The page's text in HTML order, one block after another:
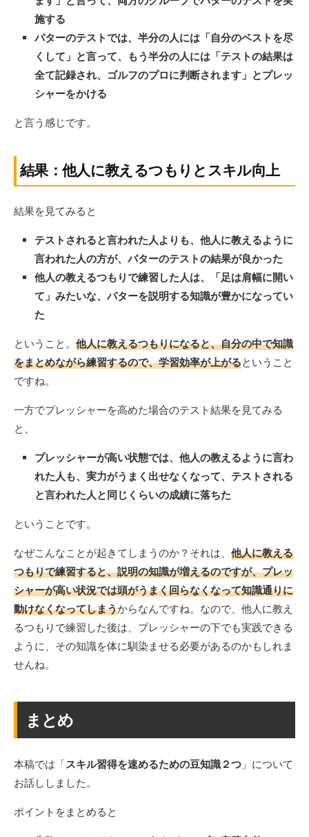
施する
パターのテストでは、半分の人には「自分のベストを尽
くして」と言って、もう半分の人には「テストの結果は
全て記録され、ゴルフのプロに判断されます」とプレッ
シャーをかける
と言う感じです。
結果：他人に教えるつもりとスキル向上
結果を見てみると
テストされると言われた人よりも、他人に教えるように
言われた人の方が、パターのテストの結果が良かった
他人の教えるつもりで練習した人は、「足は肩幅に開い
て」みたいな、パターを説明する知識が豊かになってい
た
ということ。 他人に教えるつもりになると、自分の中で知識
をまとめながら練習するので、学習効率が上がるということ
ですね。
一方でプレッシャーを高めた場合のテスト結果を見てみる
と、
プレッシャーが高い状態では、他人の教えるように言わ
れた人も、実力がうまく出せなくなって、テストされる
と言われた人と同じくらいの成績に落ちた
ということです。
なぜこんなことが起きてしまうのか？それは、 他人に教える
つもりで練習すると、説明の知識が増えるのですが、プレッ
シャーが高い状況では頭がうまく回らなくなって知識通りに
動けなくなってしまうからなんですね。なので、他人に教え
るつもりで練習した後は、プレッシャーの下でも実践できる
ように、その知識を体に馴染ませる必要があるのかもしれま
せんね。
まとめ
本稿では「スキル習得を速めるための豆知識２つ 」について
お話ししました。
ポイントをまとめると